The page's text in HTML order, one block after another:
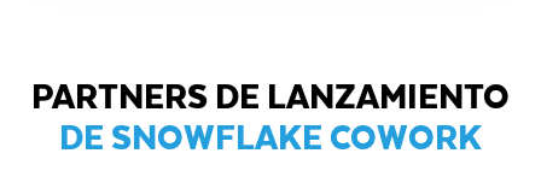
PARTNERS DE LANZAMIENTO
DE SNOWFLAKE COWORK